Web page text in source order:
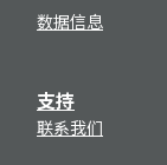
数据信息
支持
联系我们